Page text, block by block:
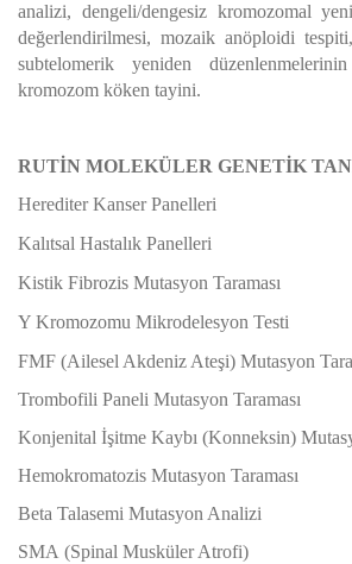
analizi, dengeli/dengesiz kromozomal
değerlendirilmesi, mozaik anöploidi
subtelomerik yeniden
kromozom köken tayini.
RUTİN MOLEKÜLER GENETİK
Herediter Kanser Panelleri
Kalıtsal Hastalık Panelleri
Kistik Fibrozis Mutasyon Taraması
Y Kromozomu Mikrodelesyon Testi
FMF (Ailesel Akdeniz Ateşi) Mutasyon
Trombofili Paneli Mutasyon Taraması
Konjenital İşitme Kaybı (Konneksin)
Hemokromatozis Mutasyon Taraması
Beta Talasemi Mutasyon Analizi
SMA (Spinal Musküler Atrofi)